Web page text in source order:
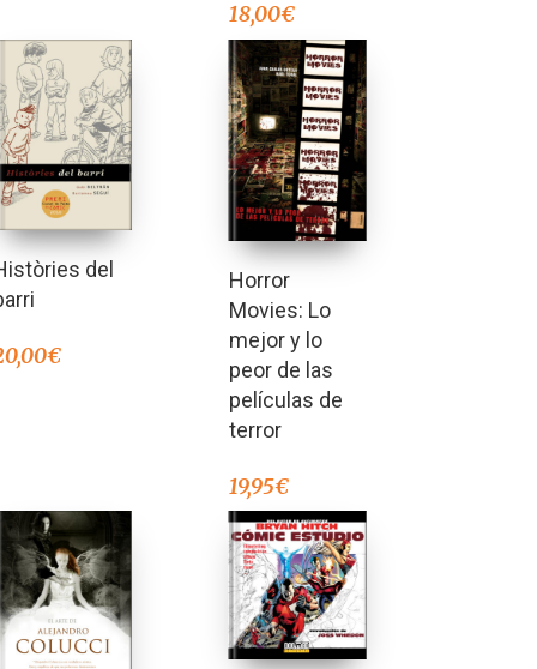
18,00€
del
€
Horror
Movies: Lo
mejor y lo
peor de las
películas de
terror
19,95€